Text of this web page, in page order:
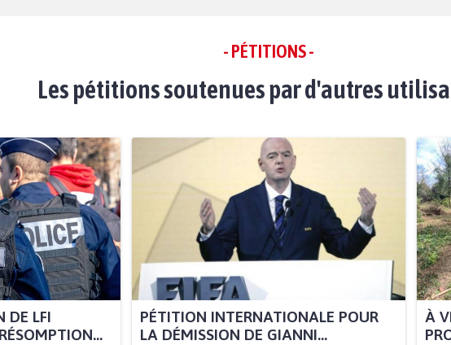
- PÉTITIONS -
Les pétitions soutenues par d'autres
DE LFI
PÉTITION INTERNATIONALE POUR
LA DÉMISSION DE GIANNI...
À